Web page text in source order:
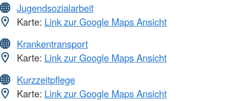
Jugendsozialarbeit
Karte: Link zur Google Maps Ansicht
Krankentransport
Karte: Link zur Google Maps Ansicht
Kurzzeitpflege
Karte: Link zur Google Maps Ansicht